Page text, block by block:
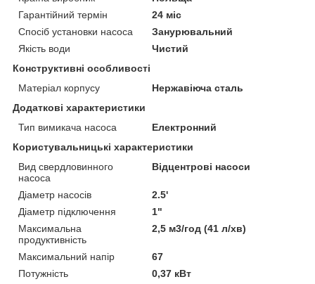
Гарантійний термін
24 міс
Спосіб установки насоса
Занурювальний
Якість води
Чистий
Конструктивні особливості
Матеріал корпусу
Нержавіюча сталь
Додаткові характеристики
Тип вимикача насоса
Електронний
Користувальницькі характеристики
Вид свердловинного
насоса
Відцентрові насоси
Діаметр насосів
2.5'
Діаметр підключення
1"
Максимальна
продуктивність
2,5 м3/год (41 л/хв)
Максимальний напір
67
Потужність
0,37 кВт